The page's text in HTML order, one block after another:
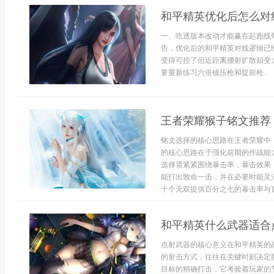
和平精英优化后怎么
一、吃透版本改动才能赢在起跑
告，优化后的和平精英对线逻辑已
变得可控了但近距离腰射扩散却
要重新练习六倍镜压枪和提前枪...
王者荣耀猴子铭文推
铭文选择的核心思路在王者荣耀
的核心思路在于强化前期的作战
选择需紧紧围绕暴击率，暴击效
能打出致命一击，并在必要时能
十个无双提供百分之七的暴击率与
和平精英什么武器适
点射武器的核心意义在和平精英
的射击方式，往往在关键时刻决
目标的精确打击，它考验着玩家